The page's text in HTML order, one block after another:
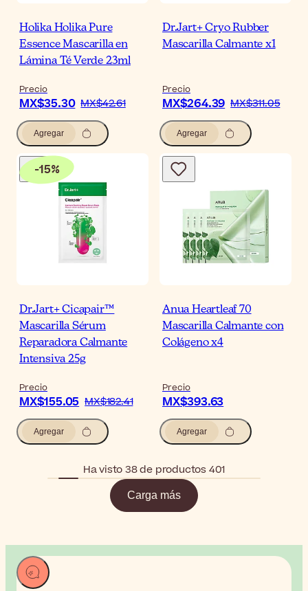
Holika Holika Pure
Essence Mascarilla en
Lámina Té Verde 23ml
Precio
MX$35.30 MX$42.61
Agregar
Dr.Jart+ Cryo Rubber
Mascarilla Calmante x1
Precio
MX$264.39 MX$311.05
Agregar
-15%
Dr.Jart+ Cicapair™
Mascarilla Sérum
Reparadora Calmante
Intensiva 25g
Precio
MX$155.05 MX$182.41
Agregar
Anua Heartleaf 70
Mascarilla Calmante con
Colágeno x4
Precio
MX$393.63
Agregar
Ha visto 38 de productos 401
Carga más